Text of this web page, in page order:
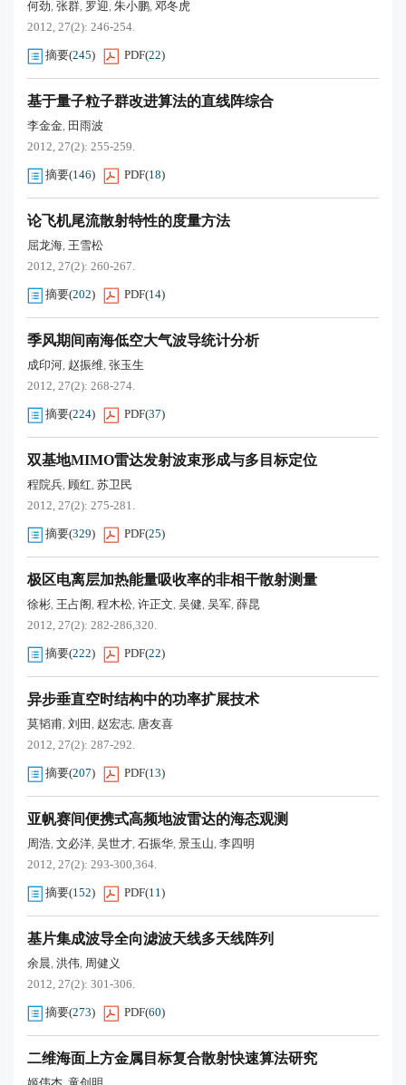
何劲, 张群, 罗迎, 朱小鹏, 邓冬虎
2012, 27(2): 246-254.
摘要(245) PDF(22)
基于量子粒子群改进算法的直线阵综合
李金金, 田雨波
2012, 27(2): 255-259.
摘要(146) PDF(18)
论飞机尾流散射特性的度量方法
屈龙海, 王雪松
2012, 27(2): 260-267.
摘要(202) PDF(14)
季风期间南海低空大气波导统计分析
成印河, 赵振维, 张玉生
2012, 27(2): 268-274.
摘要(224) PDF(37)
双基地MIMO雷达发射波束形成与多目标定位
程院兵, 顾红, 苏卫民
2012, 27(2): 275-281.
摘要(329) PDF(25)
极区电离层加热能量吸收率的非相干散射测量
徐彬, 王占阁, 程木松, 许正文, 吴健, 吴军, 薛昆
2012, 27(2): 282-286,320.
摘要(222) PDF(22)
异步垂直空时结构中的功率扩展技术
莫韬甫, 刘田 , 赵宏志, 唐友喜
2012, 27(2): 287-292.
摘要(207) PDF(13)
亚帆赛间便携式高频地波雷达的海态观测
周浩, 文必洋, 吴世才, 石振华, 景玉山, 李四明
2012, 27(2): 293-300,364.
摘要(152) PDF(11)
基片集成波导全向滤波天线多天线阵列
余晨, 洪伟, 周健义
2012, 27(2): 301-306.
摘要(273) PDF(60)
二维海面上方金属目标复合散射快速算法研究